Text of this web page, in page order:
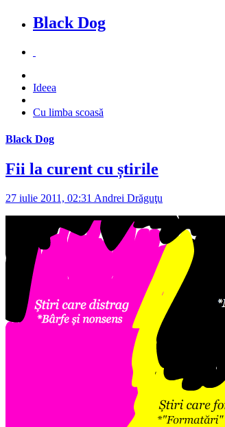
Black Dog
Ideea
Cu limba scoasă
Black Dog
Fii la curent cu știrile
27 iulie 2011, 02:31 Andrei Drăguţu